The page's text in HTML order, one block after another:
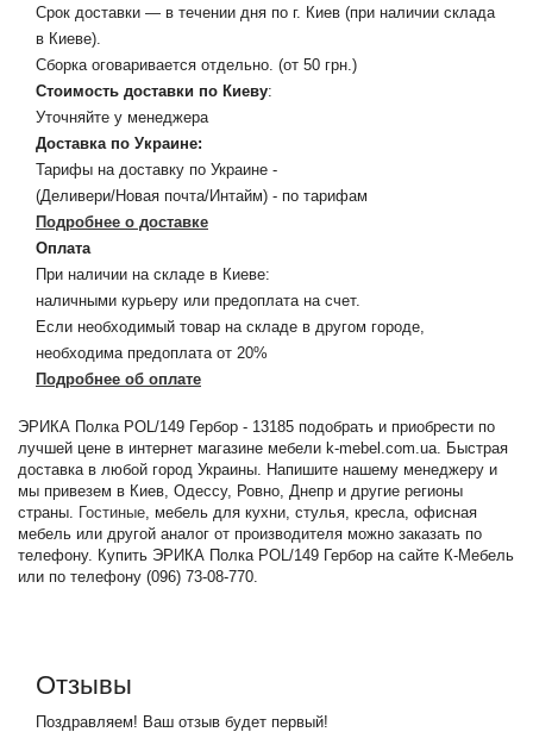
Срок доставки — в течении дня по г. Киев (при наличии склада
в Киеве).
Сборка оговаривается отдельно. (от 50 грн.)
Стоимость доставки по Киеву:
Уточняйте у менеджера
Доставка по Украине:
Тарифы на доставку по Украине -
(Деливери/Новая почта/Интайм) - по тарифам
Подробнее о доставке
Оплата
При наличии на складе в Киеве:
наличными курьеру или предоплата на счет.
Если необходимый товар на складе в другом городе,
необходима предоплата от 20%
Подробнее об оплате
ЭРИКА Полка POL/149 Гербор - 13185 подобрать и приобрести по
лучшей цене в интернет магазине мебели k-mebel.com.ua. Быстрая
доставка в любой город Украины. Напишите нашему менеджеру и
мы привезем в Киев, Одессу, Ровно, Днепр и другие регионы
страны. Гостиные, мебель для кухни, стулья, кресла, офисная
мебель или другой аналог от производителя можно заказать по
телефону. Купить ЭРИКА Полка POL/149 Гербор на сайте К-Мебель
или по телефону (096) 73-08-770.
Отзывы
Поздравляем! Ваш отзыв будет первый!